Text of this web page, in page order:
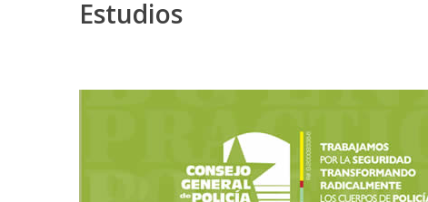
Estudios